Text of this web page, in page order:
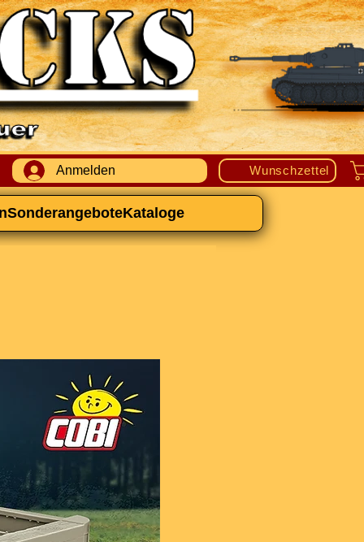
Anmelden Wunschzettel
SonderangeboteKataloge